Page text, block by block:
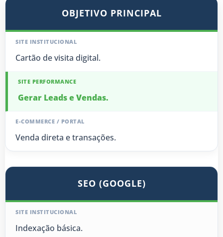
OBJETIVO PRINCIPAL
Cartão de visita digital.
Gerar Leads e Vendas.
Venda direta e transações.
SEO (GOOGLE)
Indexação básica.